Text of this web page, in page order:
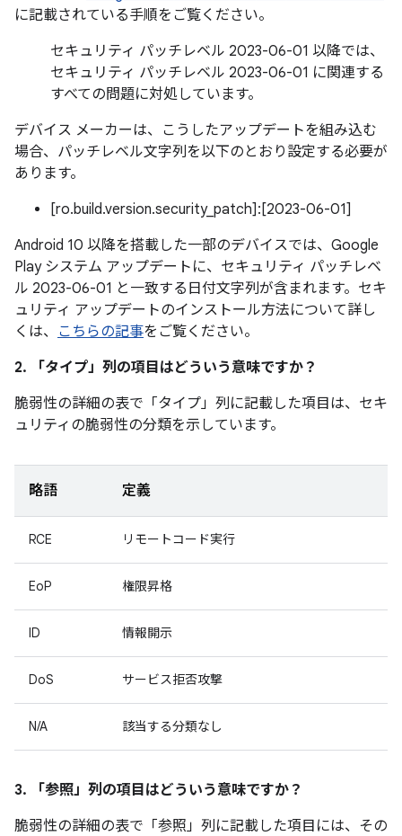
に記載されている手順をご覧ください。
セキュリティ パッチレベル 2023-06-01 以降では、
セキュリティ パッチレベル 2023-06-01 に関連する
すべての問題に対処しています。
デバイス メーカーは、こうしたアップデートを組み込む
場合、パッチレベル文字列を以下のとおり設定する必要が
あります。
[ro.build.version.security_patch]:[2023-06-01]
Android 10 以降を搭載した一部のデバイスでは、Google
Play システム アップデートに、セキュリティ パッチレベ
ル 2023-06-01 と一致する日付文字列が含まれます。セキ
ュリティ アップデートのインストール方法について詳し
くは、 こちらの記事をご覧ください。
2. 「タイプ」 列の項目はどういう意味ですか？
脆弱性の詳細の表で「タイプ」 列に記載した項目は、セキ
ュリティの脆弱性の分類を示しています。
略語 定義
RCE リモートコード実行
EoP 権限昇格
ID 情報開示
DoS サービス拒否攻撃
N/A 該当する分類なし
3. 「参照」 列の項目はどういう意味ですか？
脆弱性の詳細の表で「参照」 列に記載した項目には、その